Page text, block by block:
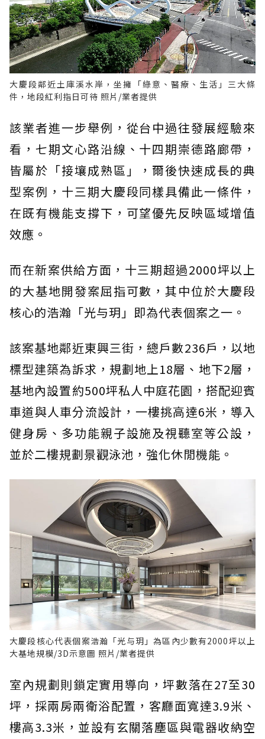
大慶段鄰近土庫溪水岸，坐擁「綠意、醫療、生活」三大條
件，地段紅利指日可待 照片/業者提供
該業者進一步舉例，從台中過往發展經驗來
看，七期文心路沿線、十四期崇德路廊帶，
皆屬於「接壤成熟區」，爾後快速成長的典
型案例，十三期大慶段同樣具備此一條件，
在既有機能支撐下，可望優先反映區域增值
效應。
而在新案供給方面，十三期超過2000坪以上
的大基地開發案屈指可數，其中位於大慶段
核心的浩瀚「光与玥」即為代表個案之一。
該案基地鄰近東興三街，總戶數236戶，以地
標型建築為訴求，規劃地上18層、地下2層，
基地內設置約500坪私人中庭花園，搭配迎賓
車道與人車分流設計，一樓挑高達6米，導入
健身房、多功能親子設施及視聽室等公設，
並於二樓規劃景觀泳池，強化休閒機能。
大慶段核心代表個案浩瀚「光与玥」為區內少數有2000坪以上
大基地規模/3D示意圖 照片/業者提供
室內規劃則鎖定實用導向，坪數落在27至30
坪，採兩房兩衛浴配置，客廳面寬達3.9米、
樓高3.3米，並設有玄關落塵區與電器收納空